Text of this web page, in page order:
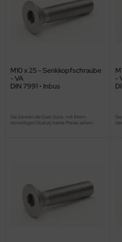
M10 x 25 - Senkkopfschraube
- VA
DIN 7991 • Inbus
Sie können als Gast (bzw. mit Ihrem
derzeitigen Status) keine Preise sehen.
-